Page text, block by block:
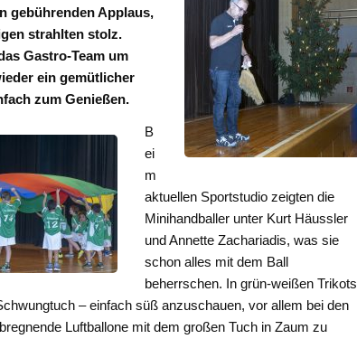
gebührenden Applaus,
strahlten stolz.
Gastro-Team um
ein gemütlicher
zum Genießen.
B
ei
m
aktuellen Sportstudio zeigten die
Minihandballer unter Kurt Häussler
und Annette Zachariadis, was sie
schon alles mit dem Ball
beherrschen. In grün-weißen Trikots
– einfach süß anzuschauen, vor allem bei den
Luftballone mit dem großen Tuch in Zaum zu